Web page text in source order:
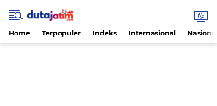
Home Terpopuler Indeks Internasional